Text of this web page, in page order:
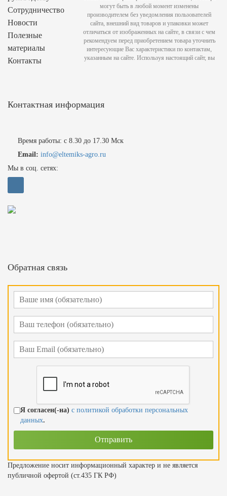
Сотрудничество
Новости
Полезные
материалы
Контакты
Контактная информация
Время работы: с 8.30 до 17.30 Мск
Email: info@eltemiks-agro.ru
Мы в соц. сетях:
Обратная связь
Я согласен(-на) с политикой обработки персональных
данных.
Предложение носит информационный характер и не является
публичной офертой (ст.435 ГК РФ)
могут быть в любой момент изменены
производителем без уведомления пользователей
сайта, внешний вид товаров и упаковки может
отличаться от изображенных на сайте, в связи с чем
рекомендуем перед приобретением товара уточнить
интересующие Вас характеристики по контактам,
указанным на сайте. Используя настоящий сайт, вы